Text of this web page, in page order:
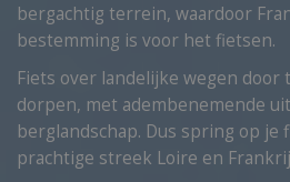
bergachtig terrein, waardoor
bestemming is voor het fietsen.
Fiets over landelijke wegen door
dorpen, met adembenemende
berglandschap. Dus spring op je
prachtige streek Loire en